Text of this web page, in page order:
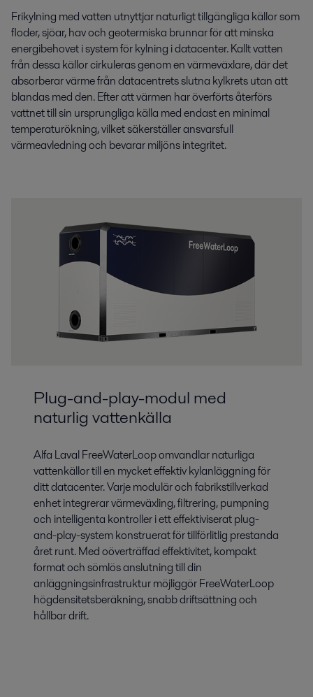
Frikylning med vatten utnyttjar naturligt tillgängliga källor som
floder, sjöar, hav och geotermiska brunnar för att minska
energibehovet i system för kylning i datacenter. Kallt vatten
från dessa källor cirkuleras genom en värmeväxlare, där det
absorberar värme från datacentrets slutna kylkrets utan att
blandas med den. Efter att värmen har överförts återförs
vattnet till sin ursprungliga källa med endast en minimal
temperaturökning, vilket säkerställer ansvarsfull
värmeavledning och bevarar miljöns integritet.
Plug-and-play-modul med
naturlig vattenkälla
Alfa Laval FreeWaterLoop omvandlar naturliga
vattenkällor till en mycket effektiv kylanläggning för
ditt datacenter. Varje modulär och fabrikstillverkad
enhet integrerar värmeväxling, filtrering, pumpning
och intelligenta kontroller i ett effektiviserat plug-
and-play-system konstruerat för tillförlitlig prestanda
året runt. Med oöverträffad effektivitet, kompakt
format och sömlös anslutning till din
anläggningsinfrastruktur möjliggör FreeWaterLoop
högdensitetsberäkning, snabb driftsättning och
hållbar drift.